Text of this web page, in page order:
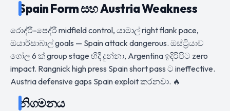
Spain Form සහ Austria Weakness
රොද්රී-පෙද්රී midfield control, යාමාල් right flank pace,
ඔයාර්සාබාල් goals — Spain attack dangerous. ඔස්ට්‍රියාව
ගෝල 6 ක් group stage හිදී දුන්නා, Argentina ඉදිරිපිට zero
impact. Rangnick high press Spain short pass ට ineffective.
Austria defensive gaps Spain exploit කරනවා. 🔥
නිගමනය